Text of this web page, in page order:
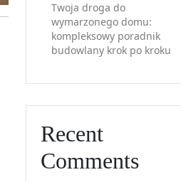
Twoja droga do
wymarzonego domu:
kompleksowy poradnik
budowlany krok po kroku
Recent
Comments